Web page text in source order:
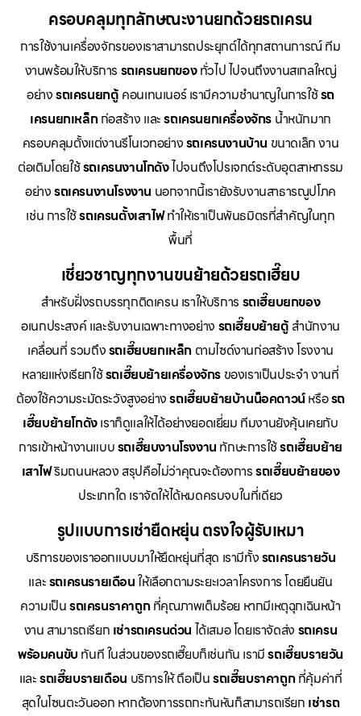
ครอบคลุมทุกลักษณะงานยกด้วยรถเครน
การใช้งานเครื่องจักรของเราสามารถประยุกต์ได้ทุกสถานการณ์ ทีม
งานพร้อมให้บริการ รถเครนยกของทั่วไป ไปจนถึงงานสเกลใหญ่
อย่างรถเครนยกตู้ คอนเทนเนอร์ เรามีความชำนาญในการใช้รถ
เครนยกเหล็กก่อสร้าง และรถเครนยกเครื่องจักร น้ำหนักมาก
ครอบคลุมตั้งแต่งานรีโนเวทอย่างรถเครนงานบ้าน ขนาดเล็ก งาน
ต่อเติมโดยใช้รถเครนงานโกดังไปจนถึงโปรเจกต์ระดับอุตสาหกรรม
อย่างรถเครนงานโรงงาน นอกจากนี้เรายังรับงานสาธารณูปโภค
เช่น การใช้รถเครนตั้งเสาไฟทำให้เราเป็นพันธมิตรที่สำคัญในทุก
พื้นที่
เชี่ยวชาญทุกงานขนย้ายด้วยรถเฮี๊ยบ
สำหรับฝั่งรถบรรทุกติดเครน เราให้บริการ รถเฮี๊ยบยกของ
อเนกประสงค์ และรับงานเฉพาะทางอย่าง รถเฮี๊ยบย้ายตู้ สำนักงาน
เคลื่อนที่ รวมถึงรถเฮี๊ยบยกเหล็ก ตามไซด์งานก่อสร้าง โรงงาน
หลายแห่งเรียกใช้รถเฮี๊ยบย้ายเครื่องจักร ของเราเป็นประจำ งานที่
ต้องใช้ความระมัดระวังสูงอย่างรถเฮี๊ยบย้ายบ้านน็อคดาวน์หรือรถ
เฮี๊ยบย้ายโกดังเราก็ดูแลให้ได้อย่างยอดเยี่ยม ทีมงานยังคุ้นเคยกับ
การเข้าหน้างานแบบรถเฮี๊ยบงานโรงงาน ทักษะการใช้รถเฮี๊ยบย้าย
เสาไฟริมถนนหลวง สรุปคือไม่ว่าคุณจะต้องการรถเฮี๊ยบย้ายของ
ประเภทใด เราจัดให้ได้หมดครบจบในที่เดียว
รูปแบบการเช่ายืดหยุ่น ตรงใจผู้รับเหมา
บริการของเราออกแบบมาให้ยืดหยุ่นที่สุด เรามีทั้งรถเครนรายวัน
และรถเครนรายเดือนให้เลือกตามระยะเวลาโครงการ โดยยืนยัน
ความเป็นรถเครนราคาถูกที่คุณภาพเต็มร้อย หากมีเหตุฉุกเฉินหน้า
งาน สามารถเรียก เช่ารถเครนด่วน ได้เสมอ โดยเราจัดส่ง รถเครน
พร้อมคนขับ ทันที ในส่วนของรถเฮี๊ยบก็เช่นกัน เรามีรถเฮี๊ยบรายวัน
และรถเฮี๊ยบรายเดือน บริการให้ ถือเป็นรถเฮี๊ยบราคาถูกที่คุ้มค่าที่
สุดในโซนตะวันออก หากต้องการรถกะทันหันก็สามารถเรียก เช่ารถ